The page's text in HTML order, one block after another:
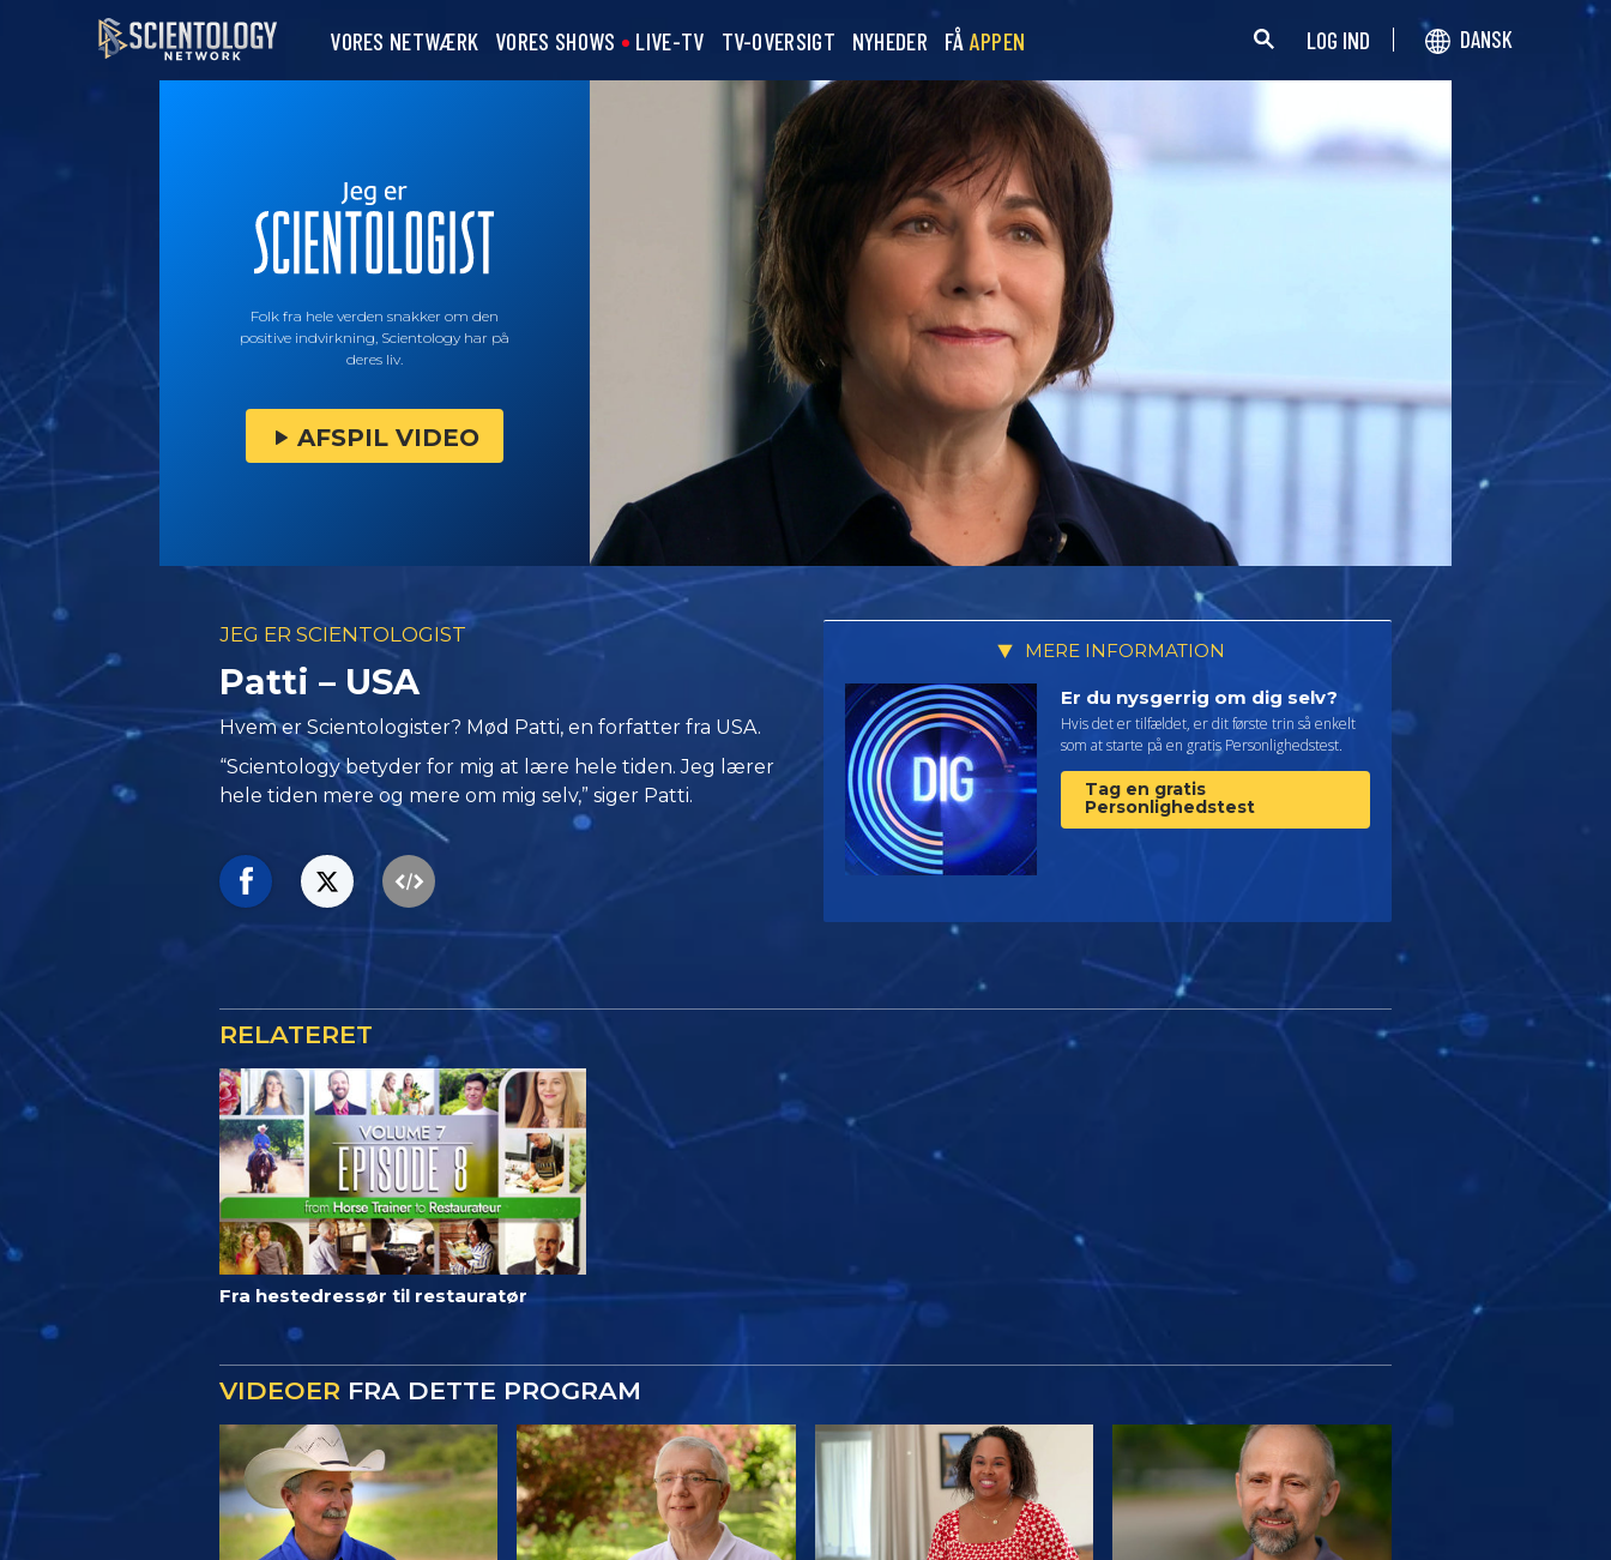
VORES NETWÆRK VORES SHOWS LIVE-TV TV-OVERSIGT NYHEDER FÅ APPEN LOG IND DANSK
Folk fra hele verden snakker om den
positive indvirkning, Scientology har på
deres liv.
AFSPIL VIDEO
JEG ER SCIENTOLOGIST
Patti – USA
Hvem er Scientologister? Mød Patti, en forfatter fra USA.
“Scientology betyder for mig at lære hele tiden. Jeg lærer
hele tiden mere og mere om mig selv,” siger Patti.
MERE INFORMATION
Er du nysgerrig om dig selv?
Hvis det er tilfældet, er dit første trin så enkelt
som at starte på en gratis Personlighedstest.
Tag en gratis
Personlighedstest
RELATERET
Fra hestedressør til restauratør
VIDEOER FRA DETTE PROGRAM